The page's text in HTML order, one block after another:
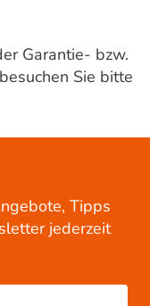
Garantie- bzw.
Sie bitte
Tipps
jederzeit